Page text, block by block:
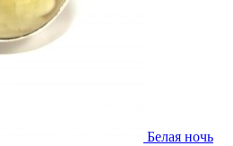
Белая ночь